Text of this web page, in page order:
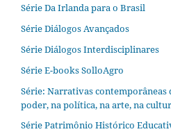
Série Da Irlanda para o Brasil
Série Diálogos Avançados
Série Diálogos Interdisciplinares
Série E-books SolloAgro
Série: Narrativas contemporâneas
poder, na política, na arte, na
Série Patrimônio Histórico